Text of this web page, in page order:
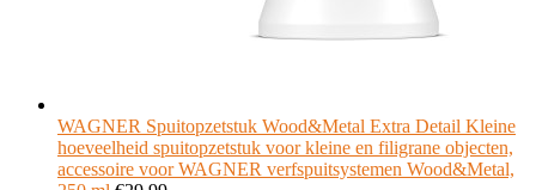
WAGNER Spuitopzetstuk Wood&Metal Extra Detail Kleine
hoeveelheid spuitopzetstuk voor kleine en filigrane objecten,
accessoire voor WAGNER verfspuitsystemen Wood&Metal,